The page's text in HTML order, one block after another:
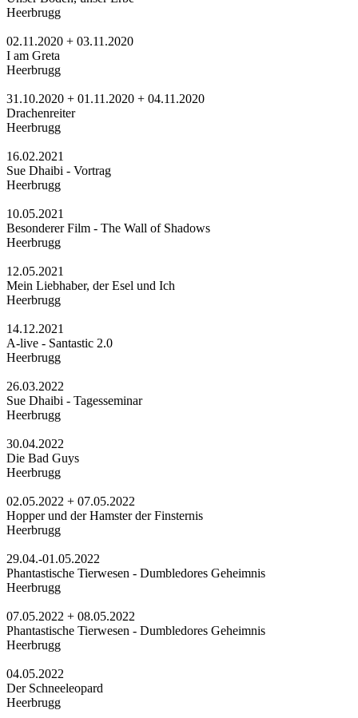
Heerbrugg
02.11.2020 + 03.11.2020
I am Greta
Heerbrugg
31.10.2020 + 01.11.2020 + 04.11.2020
Drachenreiter
Heerbrugg
16.02.2021
Sue Dhaibi - Vortrag
Heerbrugg
10.05.2021
Besonderer Film - The Wall of Shadows
Heerbrugg
12.05.2021
Mein Liebhaber, der Esel und Ich
Heerbrugg
14.12.2021
A-live - Santastic 2.0
Heerbrugg
26.03.2022
Sue Dhaibi - Tagesseminar
Heerbrugg
30.04.2022
Die Bad Guys
Heerbrugg
02.05.2022 + 07.05.2022
Hopper und der Hamster der Finsternis
Heerbrugg
29.04.-01.05.2022
Phantastische Tierwesen - Dumbledores Geheimnis
Heerbrugg
07.05.2022 + 08.05.2022
Phantastische Tierwesen - Dumbledores Geheimnis
Heerbrugg
04.05.2022
Der Schneeleopard
Heerbrugg